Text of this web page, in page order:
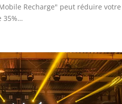
Recharge" peut réduire votre
35%…